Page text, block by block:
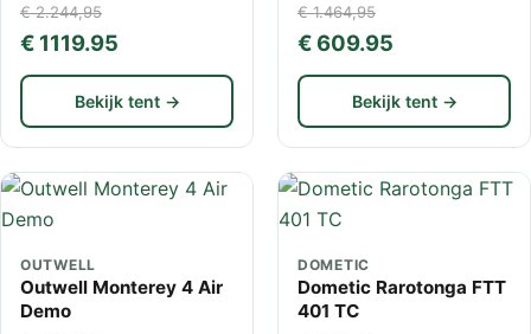
€ 2.244,95
€ 1119.95
Bekijk tent →
€ 1.464,95
€ 609.95
Bekijk tent →
OUTWELL
Outwell Monterey 4 Air
Demo
DOMETIC
Dometic Rarotonga FTT
401 TC